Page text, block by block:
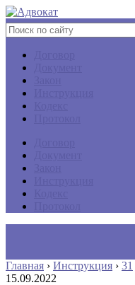
Главная › Инструкция › 31
15.09.2022